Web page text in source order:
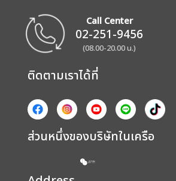
Call Center
02-251-9456
(08.00-20.00 น.)
ติดตามเราได้ที่
ส่วนหนึ่งของบริษัทในเครือ